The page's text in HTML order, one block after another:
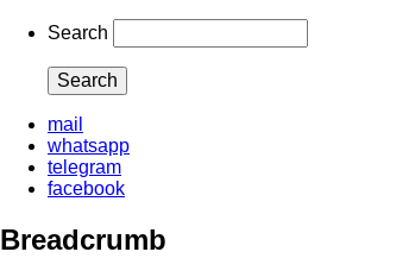
Search
mail
whatsapp
telegram
facebook
Breadcrumb